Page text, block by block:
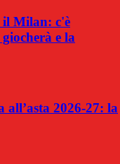
il Milan: c'è
e la
2026-27: la